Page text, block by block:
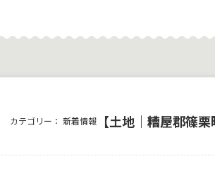
【土地｜糟屋郡篠
カテゴリー： 新着情報